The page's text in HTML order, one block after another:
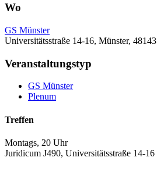
Wo
GS Münster
Universitätsstraße 14-16, Münster, 48143
Veranstaltungstyp
GS Münster
Plenum
Treffen
Montags, 20 Uhr
Juridicum J490, Universitätsstraße 14-16